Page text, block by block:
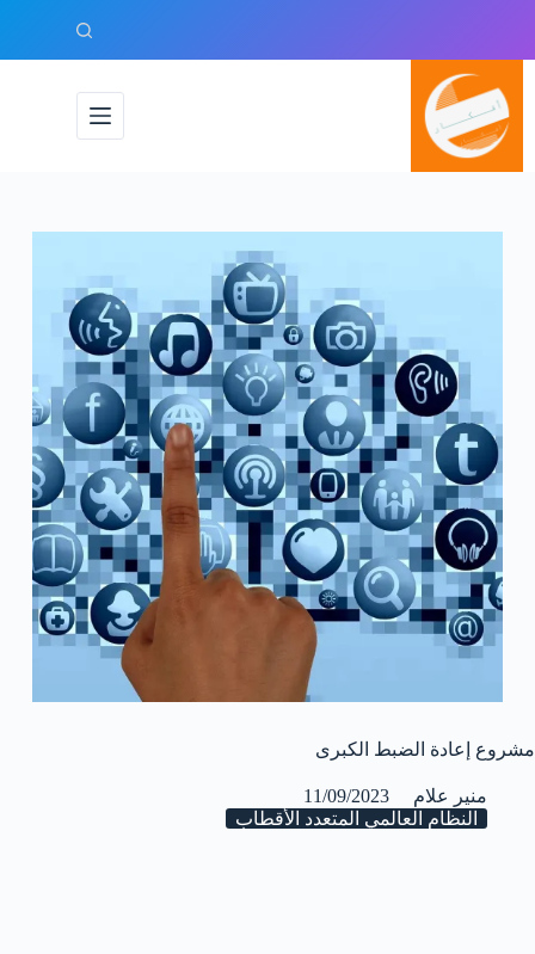
المحتوى
مشروع إعادة الضبط الكبرى
منير علام
11/09/2023
النظام العالمي المتعدد الأقطاب